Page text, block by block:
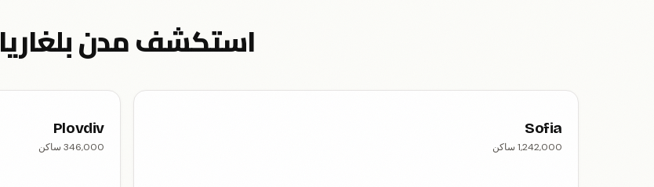
استكشف مدن بلغاريا
Sofia
1,242,000 ساكن
Plovdiv
346,000 ساكن